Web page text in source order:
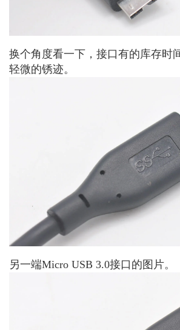
换个角度看一下，接口有的库存时
轻微的锈迹。
另一端Micro USB 3.0接口的图片。